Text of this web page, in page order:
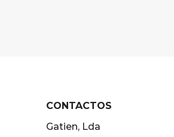
CONTACTOS
Gatien, Lda